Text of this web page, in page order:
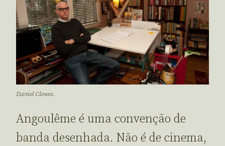
Daniel Clowes.
Angoulême é uma convenção de
banda desenhada. Não é de cinema,